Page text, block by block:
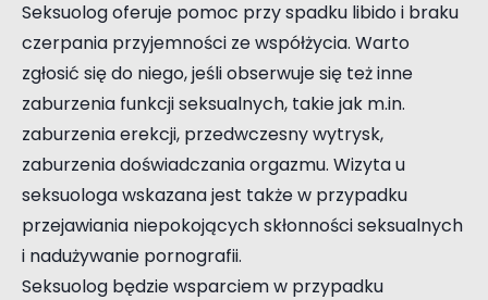
Seksuolog oferuje pomoc przy spadku libido i braku
czerpania przyjemności ze współżycia. Warto
zgłosić się do niego, jeśli obserwuje się też inne
zaburzenia funkcji seksualnych, takie jak m.in.
zaburzenia erekcji, przedwczesny wytrysk,
zaburzenia doświadczania orgazmu. Wizyta u
seksuologa wskazana jest także w przypadku
przejawiania niepokojących skłonności seksualnych
i nadużywanie pornografii.
Seksuolog będzie wsparciem w przypadku